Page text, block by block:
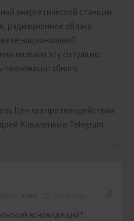
энергетической станции
радиационное облако
национальной
назвали эту ситуацию
полномасштабного
Центра противодействия
Коваленко в Telegram.
Justin
ясновидящий?